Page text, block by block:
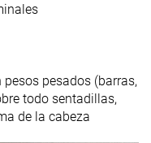
pesados (barras,
todo sentadillas,
de la cabeza